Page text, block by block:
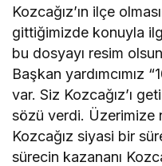
Kozcağız’ın ilçe
gittiğimizde konuyla
bu dosyayı resim
Başkan yardımcımız
var. Siz Kozcağız’ı
sözü verdi. Üzerimize
Kozcağız siyasi bir
sürecin kazananı